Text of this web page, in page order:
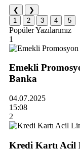
❮
❯
1
2 3 4 5
Popüler Yazılarımız
1
Emekli
Banka
04.07.2025
15:08
2
Kredi Kartı Acil